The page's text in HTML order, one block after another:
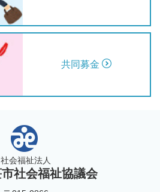
共同募金
社会福祉法人
社会福祉協議会